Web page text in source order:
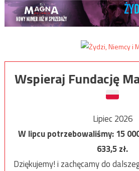
Wspieraj Fundację
Lipiec 2026
W lipcu potrzebowaliśmy:15
633,5zł.
Dziękujemy! i zachęcamy do